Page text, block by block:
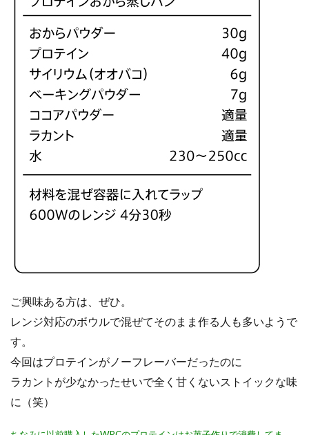
ご興味ある方は、ぜひ。
レンジ対応のボウルで混ぜてそのまま作る人も多いようで
す。
今回はプロテインがノーフレーバーだったのに
ラカントが少なかったせいで全く甘くないストイックな味
に（笑）